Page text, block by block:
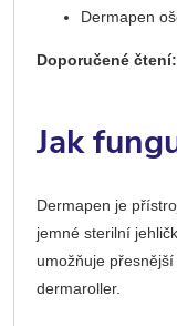
Dermapen
Doporučené čtení:
Jak
Dermapen je
jemné sterilní
umožňuje
dermaroller.